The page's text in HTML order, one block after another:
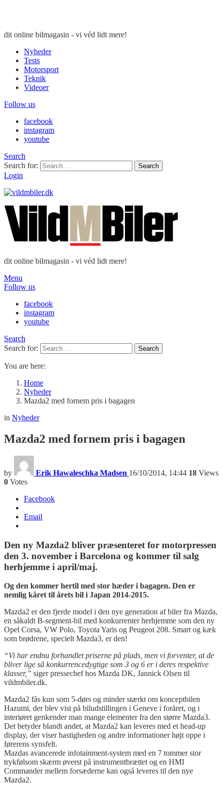
dit online bilmagasin - vi véd lidt mere!
Nyheder
Tests
Motorsport
Teknik
Videoer
Follow us
facebook
instagram
youtube
Search
Search for:
Search
Login
dit online bilmagasin - vi véd lidt mere!
Menu
Follow us
facebook
instagram
youtube
Search
Search for:
Search
You are here:
Home
Nyheder
Mazda2 med fornem pris i bagagen
in Nyheder
Mazda2 med fornem pris i bagagen
by Erik Hawaleschka Madsen 16/10/2014, 14:44 18 Views
0 Votes
Facebook
Email
Den ny Mazda2 bliver præsenteret for motorpressen
den 3. november i Barcelona og kommer til salg
herhjemme i april/maj.
Og den kommer hertil med stor hæder i bagagen. Den er
nemlig kåret til årets bil i Japan 2014-2015.
Mazda2 er den fjerde model i den nye generation af biler fra Mazda,
en såkaldt B-segment-bil med konkurrenter herhjemme som den ny
Opel Corsa, VW Polo, Toyota Yaris og Peugeot 208. Smart og kæk
som brødrene, specielt Mazda3, er den!
“Vi har endnu forhandlet priserne på plads, men vi forventer, at de
bliver lige så konkurrencedygtige som 3 og 6 er i deres respektive
klasser,” siger pressechef hos Mazda DK, Jannick Olsen til
vildmbiler.dk.
Mazda2 fås kun som 5-dørs og minder stærkt om konceptbilen
Hazumi, der blev vist på biludstillingen i Geneve i foråret, og i
interiøret genkender man mange elementer fra den større Mazda3.
Det betyder blandt andet, at Mazda2 kan leveres med et head-up
display, der viser hastigheden og andre informationer højt oppe i
førerens synsfelt.
Mazdas avancerede infotainment-system med en 7 tommer stor
trykfølsom skærm øverst på instrumentbrættet og en HMI
Commander mellem forsæderne kan også leveres til den nye
Mazda2.